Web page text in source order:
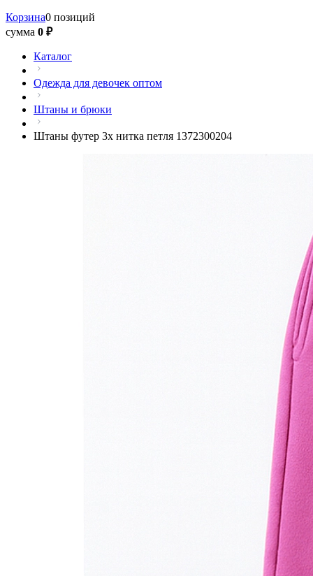
Корзина0 позиций
сумма 0 ₽
Каталог
Одежда для девочек оптом
Штаны и брюки
Штаны футер 3х нитка петля 1372300204